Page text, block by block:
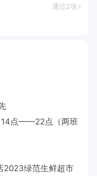
通过2项
点——22点（两班
2023绿范生鲜超市